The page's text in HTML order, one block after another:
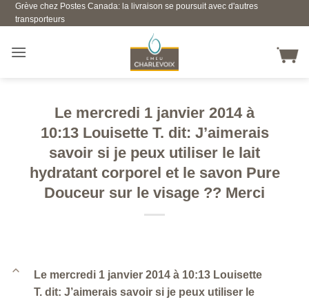
Skip
to
Grève chez Postes Canada: la livraison se poursuit avec d'autres
transporteurs
Le mercredi 1 janvier 2014 à
10:13 Louisette T. dit: J’aimerais
savoir si je peux utiliser le lait
hydratant corporel et le savon Pure
Douceur sur le visage ?? Merci
B
Le mercredi 1 janvier 2014 à 10:13 Louisette
T. dit: J’aimerais savoir si je peux utiliser le